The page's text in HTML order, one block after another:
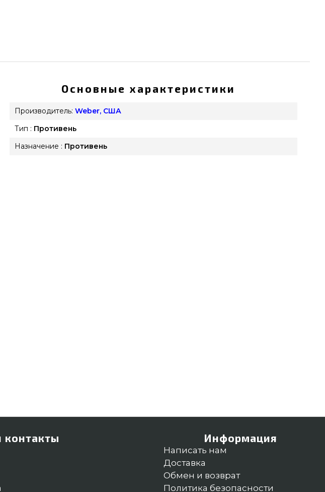
Основные характеристики
Производитель: Weber, США
Тип : Противень
Назначение : Противень
контакты Информация
Написать нам
Доставка
Обмен и возврат
Политика безопасности